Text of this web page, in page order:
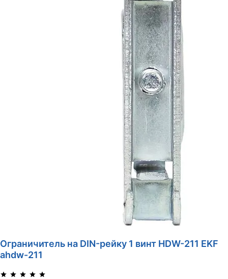
Ограничитель на DIN-рейку 1 винт HDW-211 EKF
ahdw-211